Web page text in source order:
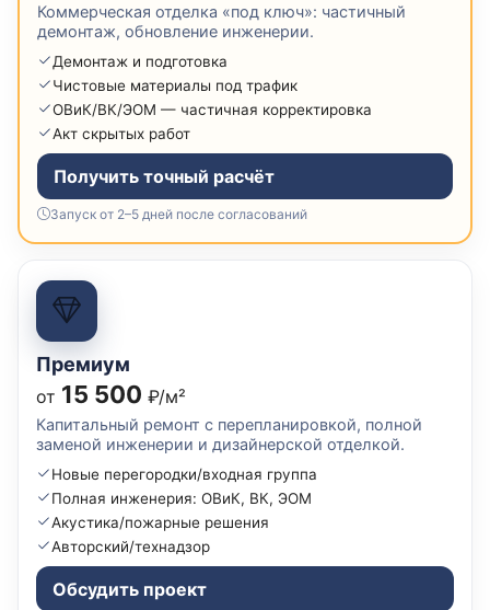
Коммерческая отделка «под ключ»: частичный
демонтаж, обновление инженерии.
Демонтаж и подготовка
Чистовые материалы под трафик
ОВиК/ВК/ЭОМ — частичная корректировка
Акт скрытых работ
Получить точный расчёт
Запуск от 2–5 дней после согласований
Премиум
от 15 500 ₽/м²
Капитальный ремонт с перепланировкой, полной
заменой инженерии и дизайнерской отделкой.
Новые перегородки/входная группа
Полная инженерия: ОВиК, ВК, ЭОМ
Акустика/пожарные решения
Авторский/технадзор
Обсудить проект